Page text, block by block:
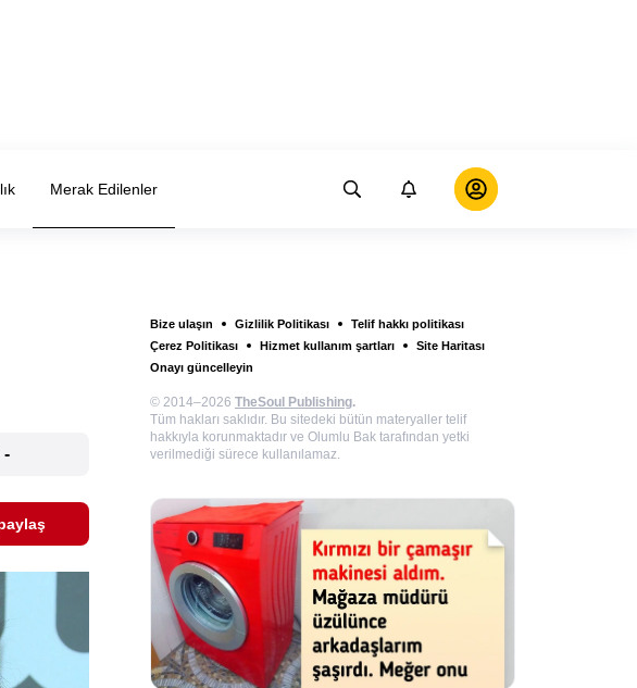
Merak Edilenler
Bize ulaşın Gizlilik Politikası
Telif hakkı politikası
Çerez Politikası
Hizmet kullanım şartları
Site Haritası
Onayı güncelleyin
© 2014–2026 TheSoul Publishing.
Tüm hakları saklıdır. Bu sitedeki bütün materyaller telif
hakkıyla korunmaktadır ve Olumlu Bak tarafından yetki
verilmediği sürece kullanılamaz.
-